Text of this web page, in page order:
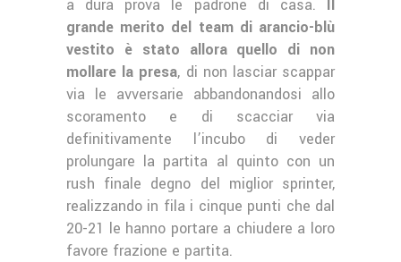
a dura prova le padrone di casa. Il
grande merito del team di arancio-blù
vestito è stato allora quello di non
mollare la presa, di non lasciar scappar
via le avversarie abbandonandosi allo
scoramento e di scacciar via
definitivamente l’incubo di veder
prolungare la partita al quinto con un
rush finale degno del miglior sprinter,
realizzando in fila i cinque punti che dal
20-21 le hanno portare a chiudere a loro
favore frazione e partita.